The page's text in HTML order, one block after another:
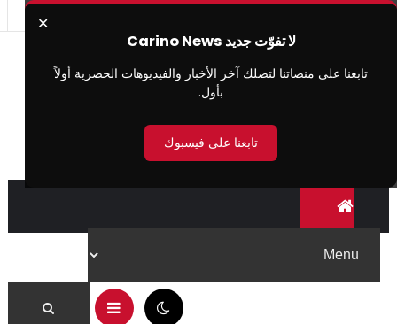
✕
لا تفوّت جديد Carino News
تابعنا على منصاتنا لتصلك آخر الأخبار والفيديوهات الحصرية أولاً
بأول.
تابعنا على فيسبوك